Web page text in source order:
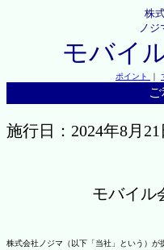
株
ノジ
モバイ
ポイント ｜
施行日：2024年8月21
モバイル
株式会社ノジマ（以下「当社」という）